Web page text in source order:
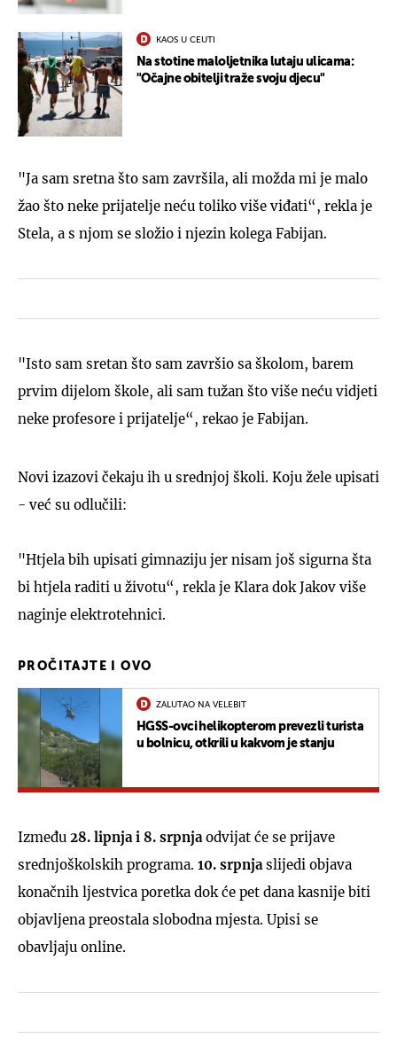
KAOS U CEUTI
Na stotine maloljetnika lutaju ulicama:
"Očajne obitelji traže svoju djecu"
"Ja sam sretna što sam završila, ali možda mi je malo
žao što neke prijatelje neću toliko više viđati“, rekla je
Stela, a s njom se složio i njezin kolega Fabijan.
"Isto sam sretan što sam završio sa školom, barem
prvim dijelom škole, ali sam tužan što više neću vidjeti
neke profesore i prijatelje“, rekao je Fabijan.
Novi izazovi čekaju ih u srednjoj školi. Koju žele upisati
- već su odlučili:
"Htjela bih upisati gimnaziju jer nisam još sigurna šta
bi htjela raditi u životu“, rekla je Klara dok Jakov više
naginje elektrotehnici.
PROČITAJTE I OVO
ZALUTAO NA VELEBIT
HGSS-ovci helikopterom prevezli turista
u bolnicu, otkrili u kakvom je stanju
Između 28. lipnja i 8. srpnjaodvijat će se prijave
srednjoškolskih programa. 10. srpnjaslijedi objava
konačnih ljestvica poretka dok će pet dana kasnije biti
objavljena preostala slobodna mjesta. Upisi se
obavljaju online.